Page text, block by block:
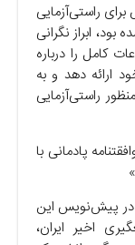
راستی‌آزمایی
ابراز نگرانی
کامل را درباره
ارائه دهد و به
راستی‌آزمایی
پادمانی با
در پیش‌نویس این
اخیر ایران،